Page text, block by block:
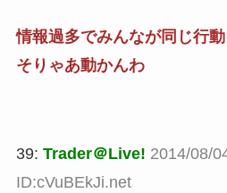
情報過多でみんなが同じ行
そりゃあ動かんわ
39: Trader＠Live! 2014/08/
ID:cVuBEkJi.net